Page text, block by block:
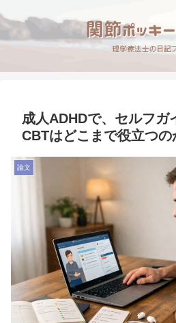
成人ADHDで、セルフガ
CBTはどこまで役立つの
論文